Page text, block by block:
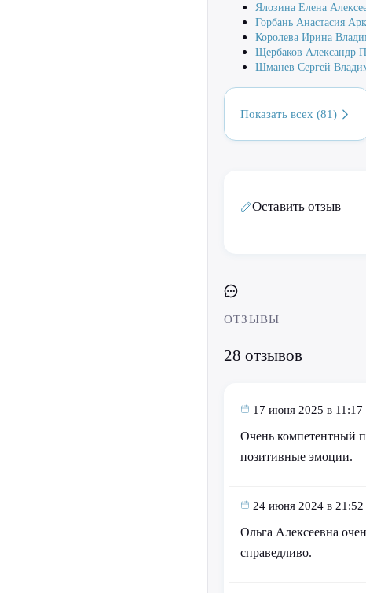
Ялозина Елена
Горбань Анастасия
Королева Ирина
Щербаков Александр
Шманев Сергей
Показать всех (81)
Оставить отзыв
ОТЗЫВЫ
28 отзывов
17 июня 2025 в 11:17
Очень компетентный
позитивные эмоции.
24 июня 2024 в 21:52
Ольга Алексеевна
справедливо.